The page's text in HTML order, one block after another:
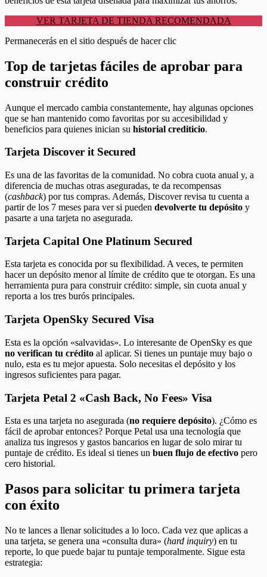
VER TARJETA DE TIENDA RECOMENDADA
Permanecerás en el sitio después de hacer clic
Top de tarjetas fáciles de aprobar para
construir crédito
Aunque el mercado cambia constantemente, hay algunas opciones
que se han mantenido como favoritas por su accesibilidad y
beneficios para quienes inician su historial crediticio.
Tarjeta Discover it Secured
Es una de las favoritas de la comunidad. No cobra cuota anual y, a
diferencia de muchas otras aseguradas, te da recompensas
(cashback) por tus compras. Además, Discover revisa tu cuenta a
partir de los 7 meses para ver si pueden devolverte tu depósito y
pasarte a una tarjeta no asegurada.
Tarjeta Capital One Platinum Secured
Esta tarjeta es conocida por su flexibilidad. A veces, te permiten
hacer un depósito menor al límite de crédito que te otorgan. Es una
herramienta pura para construir crédito: simple, sin cuota anual y
reporta a los tres burós principales.
Tarjeta OpenSky Secured Visa
Esta es la opción «salvavidas». Lo interesante de OpenSky es que
no verifican tu crédito al aplicar. Si tienes un puntaje muy bajo o
nulo, esta es tu mejor apuesta. Solo necesitas el depósito y los
ingresos suficientes para pagar.
Tarjeta Petal 2 «Cash Back, No Fees» Visa
Esta es una tarjeta no asegurada (no requiere depósito). ¿Cómo es
fácil de aprobar entonces? Porque Petal usa una tecnología que
analiza tus ingresos y gastos bancarios en lugar de solo mirar tu
puntaje de crédito. Es ideal si tienes un buen flujo de efectivo pero
cero historial.
Pasos para solicitar tu primera tarjeta
con éxito
No te lances a llenar solicitudes a lo loco. Cada vez que aplicas a
una tarjeta, se genera una «consulta dura» (hard inquiry) en tu
reporte, lo que puede bajar tu puntaje temporalmente. Sigue esta
estrategia: